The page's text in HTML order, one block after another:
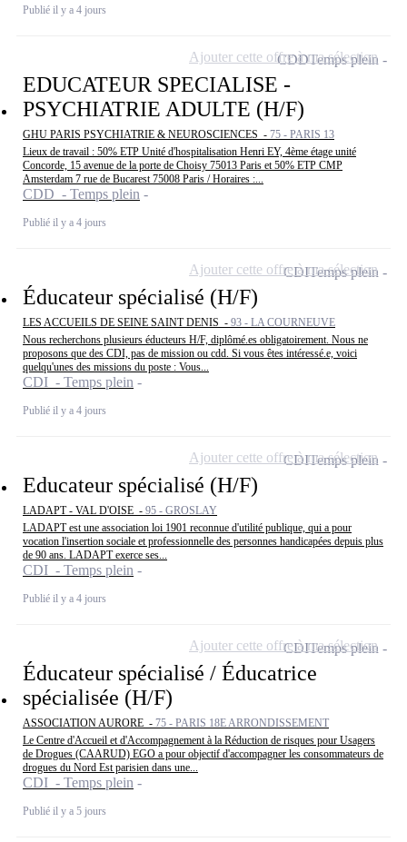
Publié il y a 4 jours
EDUCATEUR SPECIALISE -
PSYCHIATRIE ADULTE (H/F)
GHU PARIS PSYCHIATRIE & NEUROSCIENCES - 75 - PARIS 13
Lieux de travail : 50% ETP Unité d'hospitalisation Henri EY, 4ème étage unité
Concorde, 15 avenue de la porte de Choisy 75013 Paris et 50% ETP CMP
Amsterdam 7 rue de Bucarest 75008 Paris / Horaires :...
CDD - Temps plein
Publié il y a 4 jours
CDDTemps plein
Ajouter cette offre à ma sélection
Éducateur spécialisé (H/F)
LES ACCUEILS DE SEINE SAINT DENIS - 93 - LA COURNEUVE
Nous recherchons plusieurs éducteurs H/F, diplômé.es obligatoirement. Nous ne
proposons que des CDI, pas de mission ou cdd. Si vous êtes intéressé.e, voici
quelqu'unes des missions du poste : Vous...
CDI - Temps plein
Publié il y a 4 jours
CDITemps plein
Ajouter cette offre à ma sélection
Educateur spécialisé (H/F)
LADAPT - VAL D'OISE - 95 - GROSLAY
LADAPT est une association loi 1901 reconnue d'utilité publique, qui a pour
vocation l'insertion sociale et professionnelle des personnes handicapées depuis plus
de 90 ans. LADAPT exerce ses...
CDI - Temps plein
Publié il y a 4 jours
CDITemps plein
Ajouter cette offre à ma sélection
Éducateur spécialisé / Éducatrice
spécialisée (H/F)
ASSOCIATION AURORE - 75 - PARIS 18E ARRONDISSEMENT
Le Centre d'Accueil et d'Accompagnement à la Réduction de risques pour Usagers
de Drogues (CAARUD) EGO a pour objectif d'accompagner les consommateurs de
drogues du Nord Est parisien dans une...
CDI - Temps plein
Publié il y a 5 jours
CDITemps plein
Ajouter cette offre à ma sélection